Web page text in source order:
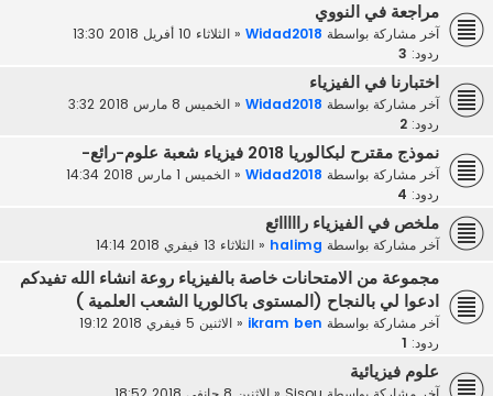
مراجعة في النووي
آخر مشاركة بواسطة Widad2018
« الثلاثاء 10 أفريل 2018 13:30
ردود: 3
اختبارنا في الفيزياء
آخر مشاركة بواسطة Widad2018
« الخميس 8 مارس 2018 3:32
ردود: 2
نموذج مقترح لبكالوريا 2018 فيزياء شعبة علوم-رائع-
آخر مشاركة بواسطة Widad2018
« الخميس 1 مارس 2018 14:34
ردود: 4
ملخص في الفيزياء رااااائع
آخر مشاركة بواسطة halimg
« الثلاثاء 13 فيفري 2018 14:14
مجموعة من الامتحانات خاصة بالفيزياء روعة انشاء الله تفيدكم
ادعوا لي بالنجاح (المستوى باكالوريا الشعب العلمية )
آخر مشاركة بواسطة ikram ben
« الاثنين 5 فيفري 2018 19:12
ردود:
علوم فيزيائية